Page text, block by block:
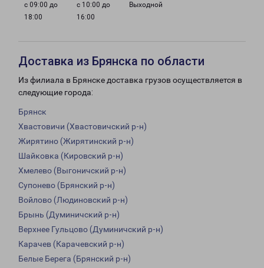
с 09:00 до
18:00
с 10:00 до
16:00
Выходной
Доставка из Брянска по области
Из филиала в Брянске доставка грузов осуществляется в
следующие города:
Брянск
Хвастовичи (Хвастовичский р-н)
Жирятино (Жирятинский р-н)
Шайковка (Кировский р-н)
Хмелево (Выгоничский р-н)
Супонево (Брянский р-н)
Войлово (Людиновский р-н)
Брынь (Думиничский р-н)
Верхнее Гульцово (Думиничский р-н)
Карачев (Карачевский р-н)
Белые Берега (Брянский р-н)